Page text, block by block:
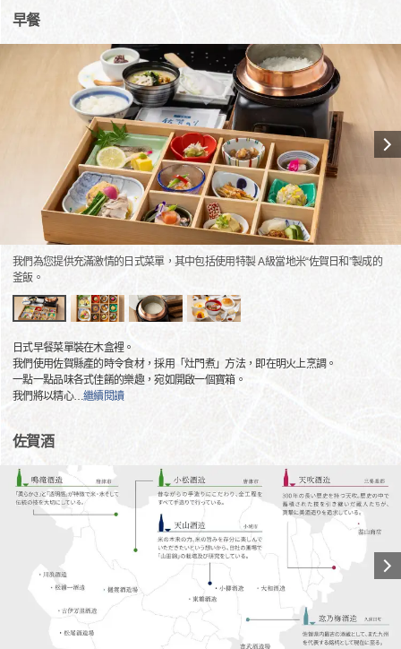
早餐
我們為您提供充滿激情的日式菜單，其中包括使用特製 A 級當地米“佐賀日和”製成的
釜飯。
日式早餐菜單裝在木盒裡。
我們使用佐賀縣產的時令食材，採用「灶門煮」方法，即在明火上烹調。
一點一點品味各式佳餚的樂趣，宛如開啟一個寶箱。
我們將以精心…繼續閱讀
佐賀酒